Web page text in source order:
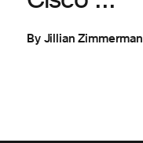
By Jillian Zimmerman